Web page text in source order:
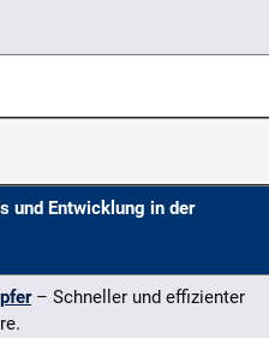
und Entwicklung in der
– Schneller und effizienter